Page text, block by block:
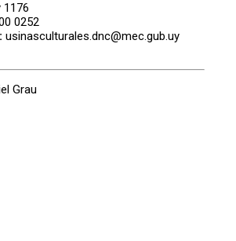
1176
0252
usinasculturales.dnc@mec.gub.uy
Grau